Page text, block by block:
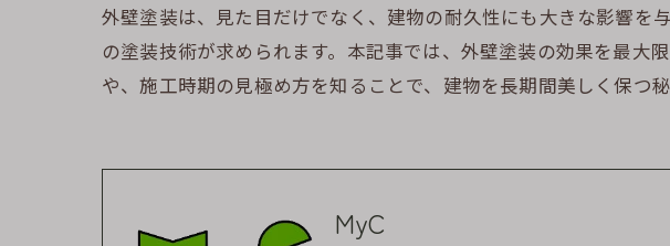
外壁塗装は、見た目だけでなく、建物の耐久性にも大きな影響を
の塗装技術が求められます。本記事では、外壁塗装の効果を最大
や、施工時期の見極め方を知ることで、建物を長期間美しく保つ秘
MyC